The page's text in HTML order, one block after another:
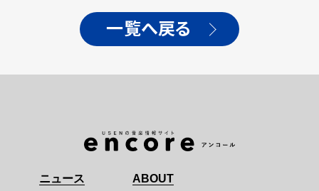
一覧へ戻る
ニュース ABOUT